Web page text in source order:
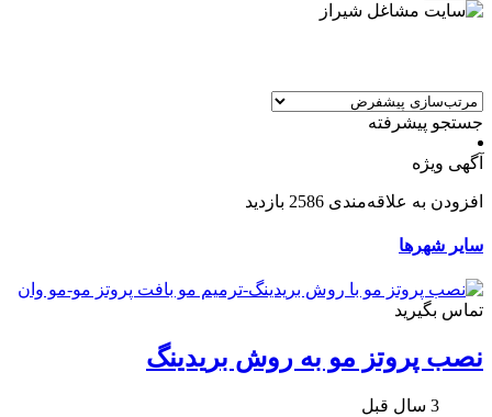
جستجو پیشرفته
آگهی ویژه
افزودن به علاقه‌مندی 2586 بازدید
سایر شهرها
تماس بگیرید
نصب پروتز مو به روش بریدینگ
3 سال قبل